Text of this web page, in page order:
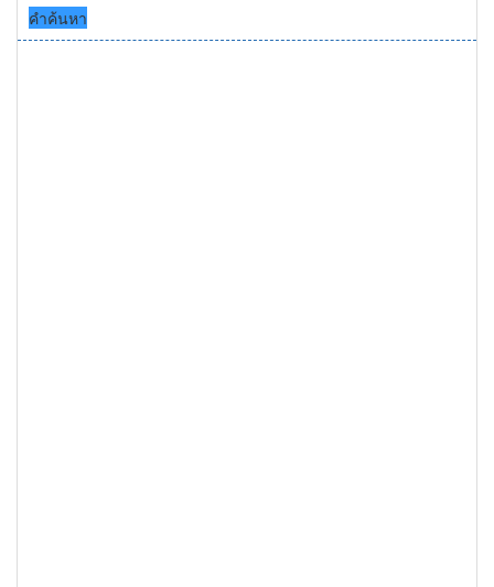
คำค้นหา